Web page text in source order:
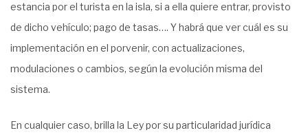
estancia por el turista en la isla, si a ella quiere entrar, provisto
de dicho vehículo; pago de tasas…. Y habrá que ver cuál es su
implementación en el porvenir, con actualizaciones,
modulaciones o cambios, según la evolución misma del
sistema.
En cualquier caso, brilla la Ley por su particularidad jurídica